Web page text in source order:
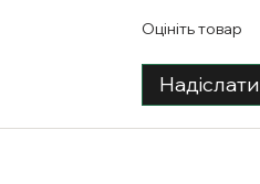
Оцініть товар
Надіслати